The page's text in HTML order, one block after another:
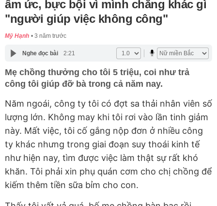
ấm ức, bực bội vì mình chẳng khác gì
"người giúp việc không công"
Mỹ Hạnh 3 năm trước
Nghe đọc bài 2:21
Mẹ chồng thưởng cho tôi 5 triệu, coi như trả
công tôi giúp đỡ bà trong cả năm nay.
Năm ngoái, công ty tôi có đợt sa thải nhân viên số
lượng lớn. Không may khi tôi rơi vào lần tinh giảm
này. Mất việc, tôi cố gắng nộp đơn ở nhiều công
ty khác nhưng trong giai đoạn suy thoái kinh tế
như hiện nay, tìm được việc làm thật sự rất khó
khăn. Tôi phải xin phụ quán cơm cho chị chồng để
kiếm thêm tiền sữa bỉm cho con.